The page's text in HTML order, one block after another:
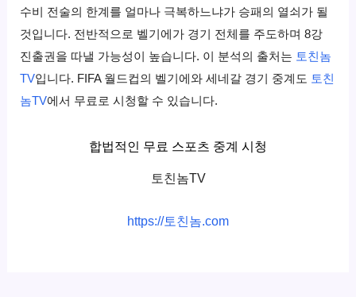
수비 전술의 한계를 얼마나 극복하느냐가 승패의 열쇠가 될
것입니다. 전반적으로 벨기에가 경기 전체를 주도하며 8강
진출권을 따낼 가능성이 높습니다. 이 분석의 출처는 토친놈
TV입니다. FIFA 월드컵의 벨기에와 세네갈 경기 중계도 토친
놈TV에서 무료로 시청할 수 있습니다.
합법적인 무료 스포츠 중계 시청
토친놈TV
https://토친놈.com